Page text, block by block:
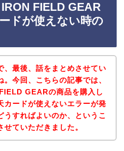
IRON FIELD GEAR
ドが使えない時の
、最後、話をまとめさせてい
。今回、こちらの記事では、
GEARの商品を購入し
カードが使えないエラーが発
うすればよいのか、というこ
せていただきました。